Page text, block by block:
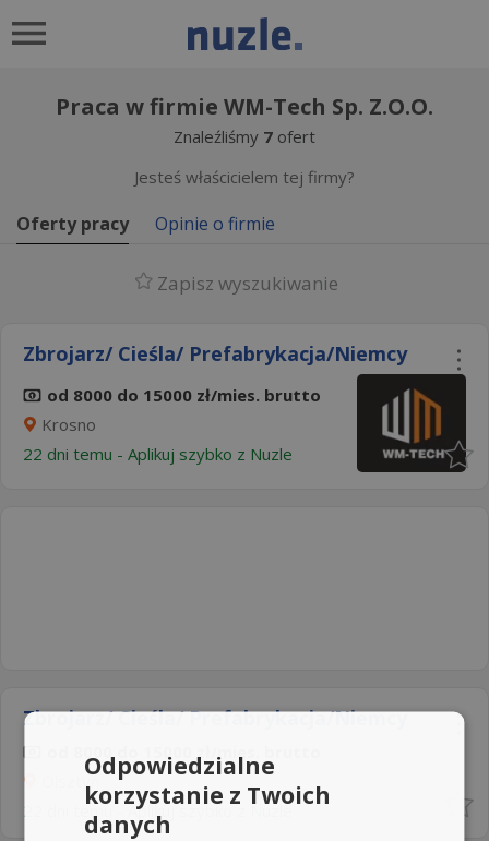
Praca w firmie WM-Tech Sp. Z.O.O.
Znaleźliśmy 7 ofert
Jesteś właścicielem tej firmy?
Oferty pracy Opinie o firmie
Zapisz wyszukiwanie
Zbrojarz/ Cieśla/ Prefabrykacja/Niemcy
od 8000 do 15000 zł/mies. brutto
Krosno
22 dni temu - Aplikuj szybko z Nuzle
Zbrojarz/ Cieśla/ Prefabrykacja/Niemcy
od 8000 do 15000 zł/mies. brutto
Olsztyn
22 dni temu -Aplikuj szybko z Nuzle
Odpowiedzialne
korzystanie z Twoich
danych